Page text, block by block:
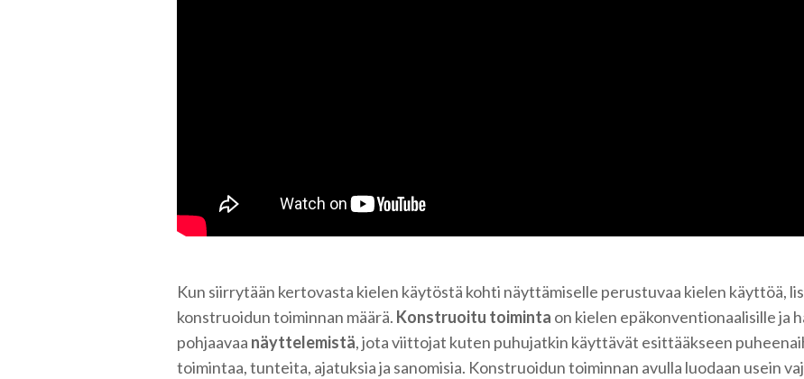
Kun siirrytään kertovasta kielen käytöstä kohti näyttämiselle perustuvaa kielen käyttöä,
konstruoidun toiminnan määrä. Konstruoitu toiminta on kielen epäkonventionaalisille ja
pohjaavaa näyttelemistä, jota viittojat kuten puhujatkin käyttävät esittääkseen
toimintaa, tunteita, ajatuksia ja sanomisia. Konstruoidun toiminnan avulla luodaan usein